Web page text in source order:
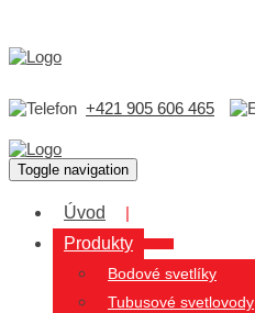
+421 905 606 465
Toggle navigation
Úvod
Produkty
Bodové svetlíky
Tubusové svetlovody